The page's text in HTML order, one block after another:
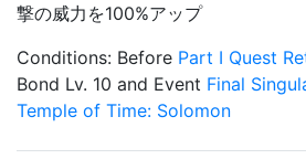
撃の威力を100%アップ
Conditions: Before Part I Quest
Bond Lv. 10 and Event Final
Temple of Time: Solomon